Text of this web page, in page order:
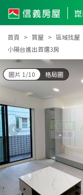
首頁 買屋 區域找屋
小陽台進出首選3房
圖片 1/10 格局圖